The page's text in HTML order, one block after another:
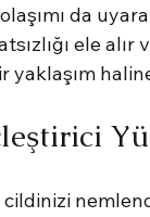
da
ele
yaklaşım
cildinizi